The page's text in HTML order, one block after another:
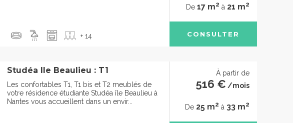
+ 14
De 17 m2 à 21 m2
CONSULTER
Studéa Ile Beaulieu : T1
Les confortables T1, T1 bis et T2 meublés de
votre résidence étudiante Studéa île Beaulieu à
Nantes vous accueillent dans un envir...
À partir de
516 € /mois
De 25 m2 à 33 m2